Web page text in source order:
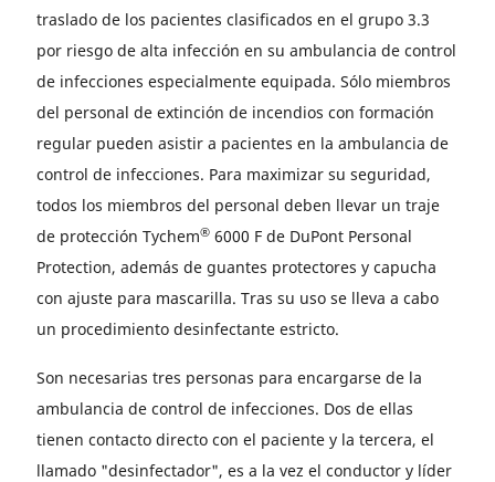
traslado de los pacientes clasificados en el grupo 3.3
por riesgo de alta infección en su ambulancia de control
de infecciones especialmente equipada. Sólo miembros
del personal de extinción de incendios con formación
regular pueden asistir a pacientes en la ambulancia de
control de infecciones. Para maximizar su seguridad,
todos los miembros del personal deben llevar un traje
de protección Tychem® 6000 F de DuPont Personal
Protection, además de guantes protectores y capucha
con ajuste para mascarilla. Tras su uso se lleva a cabo
un procedimiento desinfectante estricto.
Son necesarias tres personas para encargarse de la
ambulancia de control de infecciones. Dos de ellas
tienen contacto directo con el paciente y la tercera, el
llamado "desinfectador", es a la vez el conductor y líder